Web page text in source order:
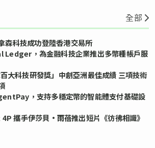
全部
森科技成功登陸香港交易所
Ledger，為金融科技企業推出多幣種帳戶服
大科技研發獎」中創亞洲最佳成績 三項技術
，支持多穩定幣的智能體支付基礎設
攜手伊莎貝•雨蓓推出短片《彷彿相識》